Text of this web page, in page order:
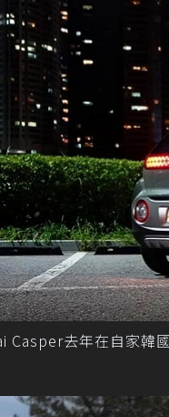
Casper去年在自家韓